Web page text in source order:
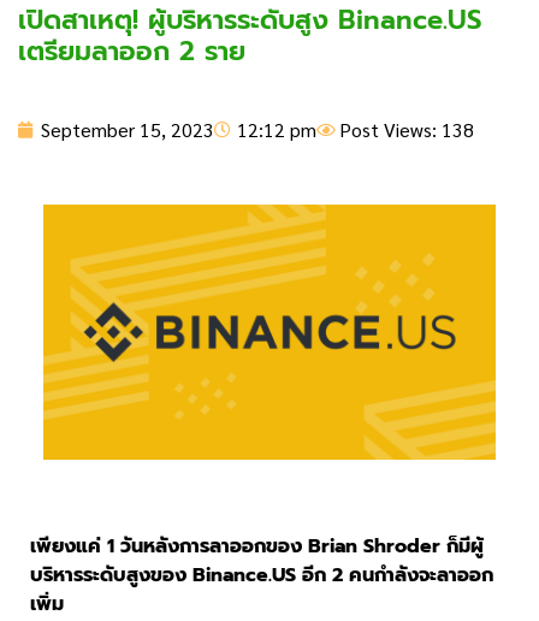
เปิดสาเหตุ! ผู้บริหารระดับสูง Binance.US
เตรียมลาออก 2 ราย
September 15, 2023 12:12 pm Post Views: 138
เพียงแค่ 1 วันหลังการลาออกของ Brian Shroder ก็มีผู้
บริหารระดับสูงของ Binance.US อีก 2 คนกำลังจะลาออก
เพิ่ม